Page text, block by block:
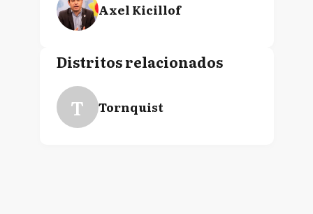
Axel Kicillof
Distritos relacionados
T Tornquist